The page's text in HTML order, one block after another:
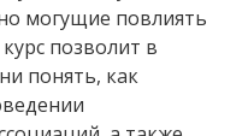
могущие повлиять
позволит в
понять, как